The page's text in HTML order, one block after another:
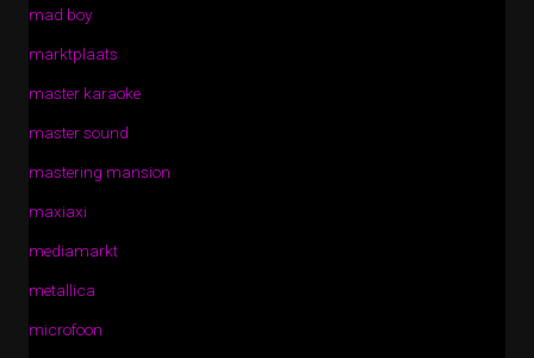
mad boy
marktplaats
master karaoke
master sound
mastering mansion
maxiaxi
mediamarkt
metallica
microfoon